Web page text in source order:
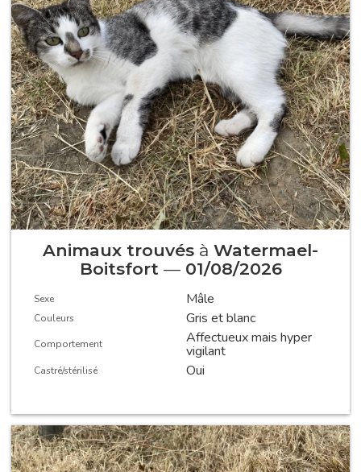
Animaux trouvés à Watermael-
Boitsfort — 01/08/2026
Sexe Mâle
Couleurs Gris et blanc
Comportement Affectueux mais hyper
vigilant
Castré/stérilisé Oui